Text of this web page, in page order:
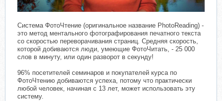
Система ФотоЧтение (оригинальное название PhotoReading) -
это метод ментального фотографирования печатного текста
со скоростью переворачивания страниц. Средняя скорость,
которой добиваются люди, умеющие ФотоЧитать, - 25 000
слов в минуту, или один разворот в секунду!
96% посетителей семинаров и покупателей курса по
ФотоЧтению добиваются успеха, потому что практически
любой человек, начиная с 13 лет, может использовать эту
систему.